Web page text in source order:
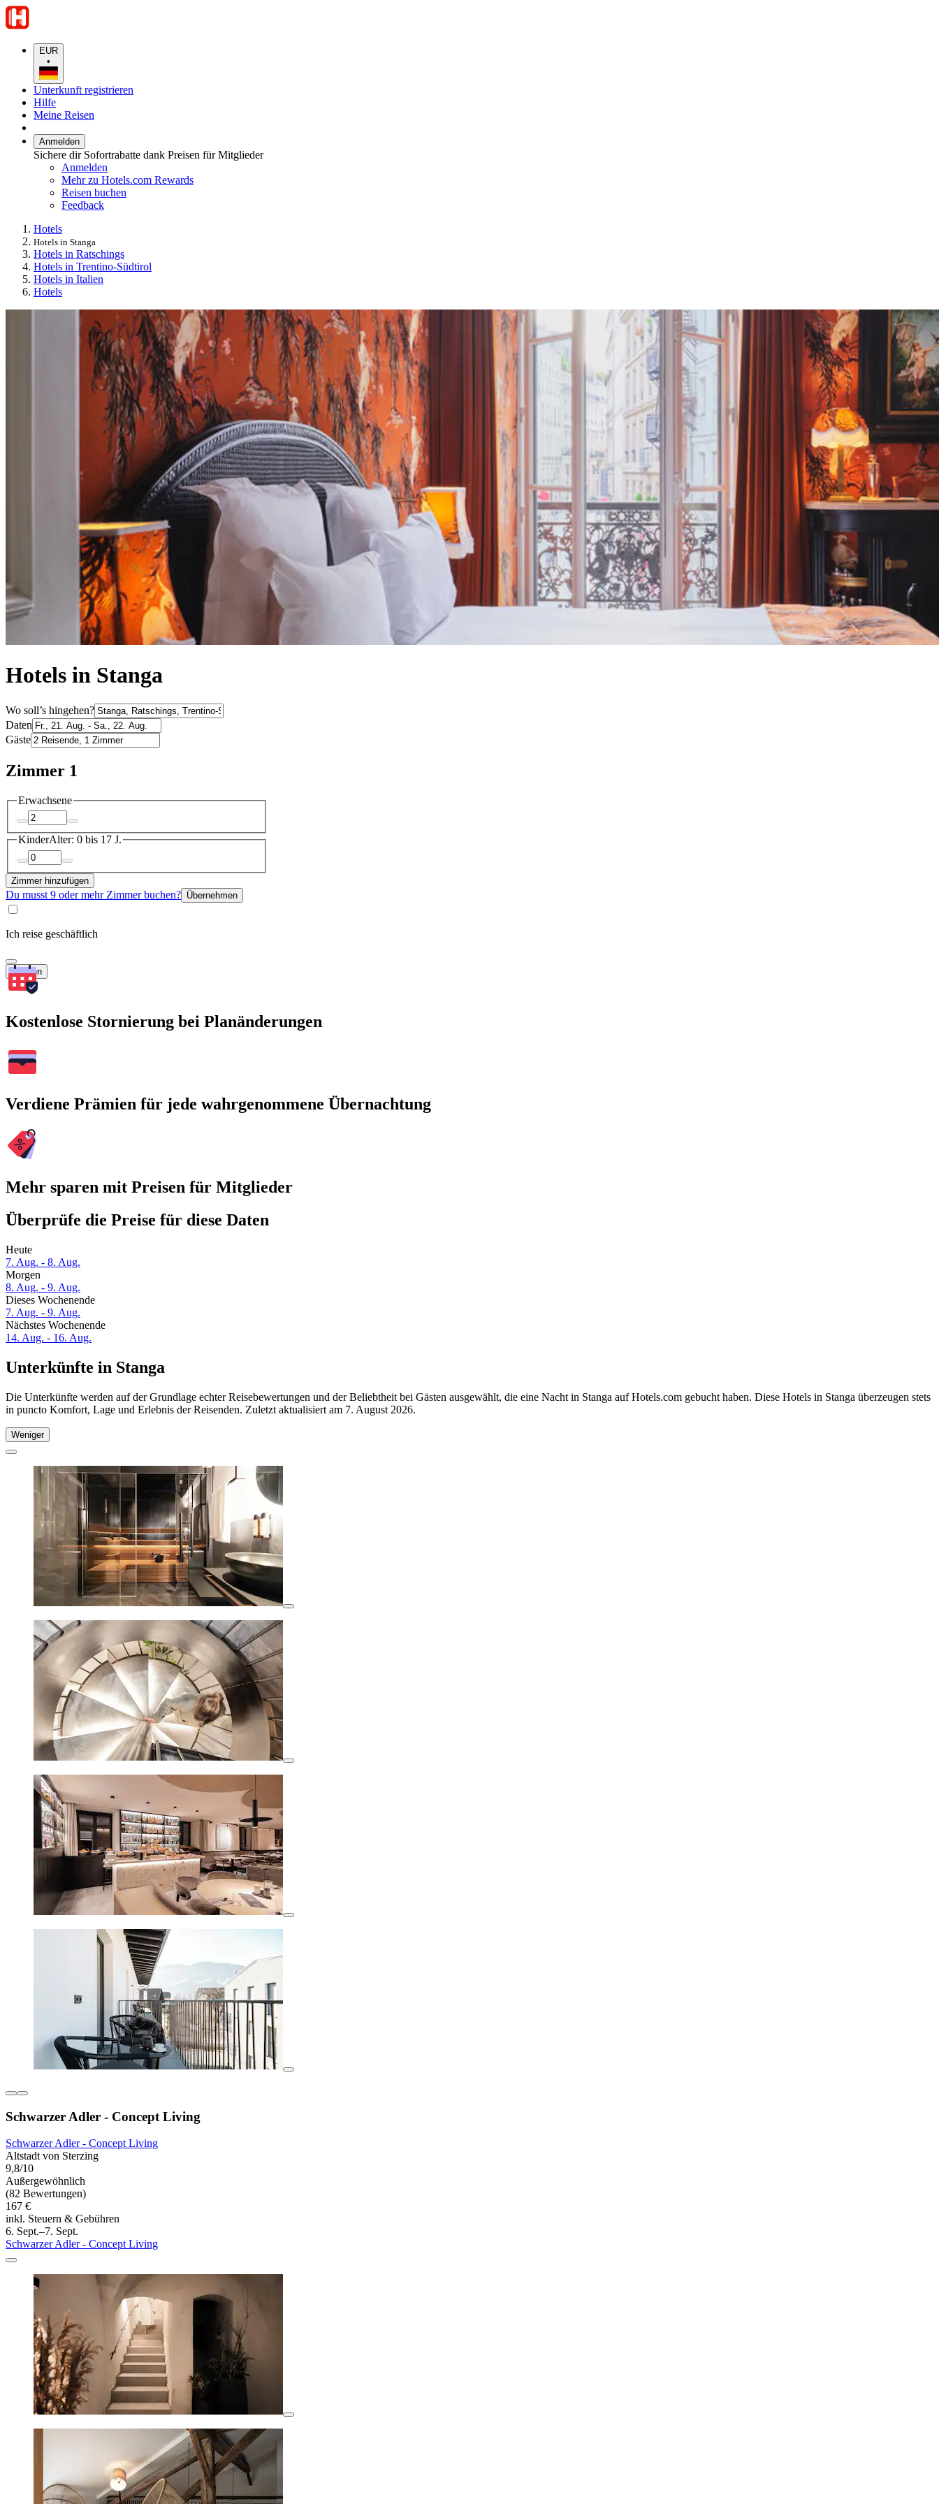
EUR
•
Unterkunft registrieren
Hilfe
Meine Reisen
Anmelden
Sichere dir Sofortrabatte dank Preisen für Mitglieder
Anmelden
Mehr zu Hotels.com Rewards
Reisen buchen
Feedback
Hotels
Hotels in Stanga
Hotels in Ratschings
Hotels in Trentino-Südtirol
Hotels in Italien
Hotels
Hotels in Stanga
Wo soll’s hingehen?
Daten
Gäste
Zimmer 1
Erwachsene
KinderAlter: 0 bis 17 J.
Zimmer hinzufügen
Du musst 9 oder mehr Zimmer buchen? Übernehmen
Ich reise geschäftlich
Suchen
Kostenlose Stornierung bei Planänderungen
Verdiene Prämien für jede wahrgenommene Übernachtung
Mehr sparen mit Preisen für Mitglieder
Überprüfe die Preise für diese Daten
Heute
7. Aug. - 8. Aug.
Morgen
8. Aug. - 9. Aug.
Dieses Wochenende
7. Aug. - 9. Aug.
Nächstes Wochenende
14. Aug. - 16. Aug.
Unterkünfte in Stanga
Die Unterkünfte werden auf der Grundlage echter Reisebewertungen und der Beliebtheit bei Gästen ausgewählt, die eine Nacht in Stanga auf Hotels.com gebucht haben. Diese Hotels in Stanga überzeugen stets
in puncto Komfort, Lage und Erlebnis der Reisenden. Zuletzt aktualisiert am 7. August 2026.
Weniger
Schwarzer Adler - Concept Living
Schwarzer Adler - Concept Living
Altstadt von Sterzing
9,8/10
Außergewöhnlich
(82 Bewertungen)
167 €
inkl. Steuern & Gebühren
6. Sept.–7. Sept.
Schwarzer Adler - Concept Living